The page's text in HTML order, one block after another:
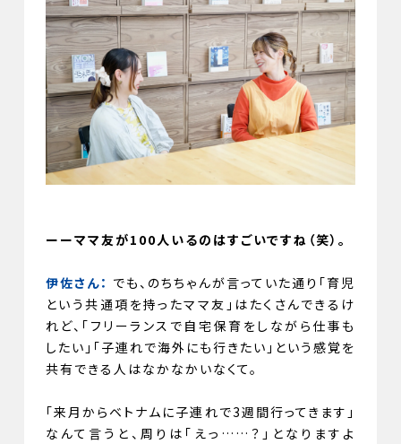
ーーママ友が100人いるのはすごいですね（笑）。
伊佐さん： でも、のちちゃんが言っていた通り「育児
という共通項を持ったママ友」はたくさんできるけ
れど、「フリーランスで自宅保育をしながら仕事も
したい」「子連れで海外にも行きたい」という感覚を
共有できる人はなかなかいなくて。
「来月からベトナムに子連れで3週間行ってきます」
なんて言うと、周りは「えっ……？」となりますよ